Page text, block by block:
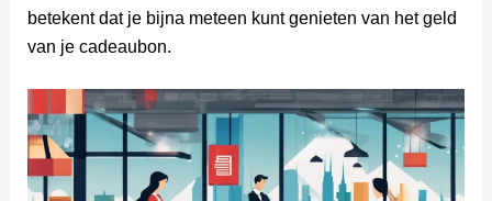
betekent dat je bijna meteen kunt genieten van het geld
van je cadeaubon.